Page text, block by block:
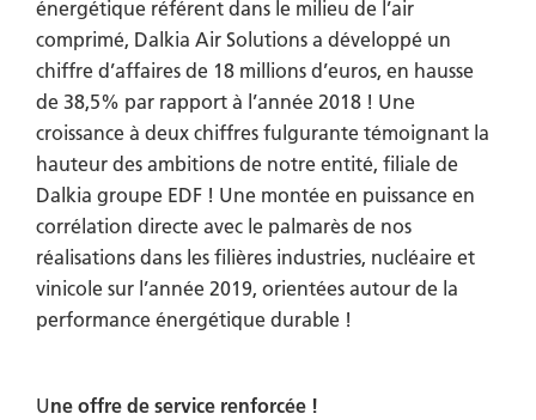
énergétique référent dans le milieu de l’air
comprimé, Dalkia Air Solutions a développé un
chiffre d’affaires de 18 millions d’euros, en hausse
de 38,5% par rapport à l’année 2018 ! Une
croissance à deux chiffres fulgurante témoignant la
hauteur des ambitions de notre entité, filiale de
Dalkia groupe EDF ! Une montée en puissance en
corrélation directe avec le palmarès de nos
réalisations dans les filières industries, nucléaire et
vinicole sur l’année 2019, orientées autour de la
performance énergétique durable !
Une offre de service renforcée !